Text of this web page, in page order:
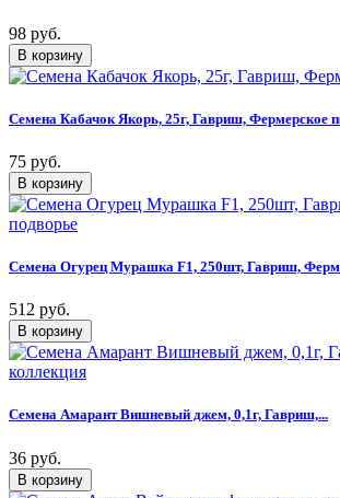
98 руб.
Семена Кабачок Якорь, 25г, Гавриш, Фермерское
75 руб.
Семена Огурец Мурашка F1, 250шт, Гавриш,
512 руб.
Семена Амарант Вишневый джем, 0,1г, Гавриш,...
36 руб.